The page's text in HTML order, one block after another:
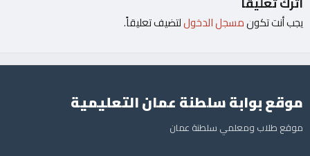
يجب أنت تكونمسجل الدخوللتضيف تعليقاً.
موقع بوابة سلطنة عمان التعليمية
موقع طلاب ومعلمي سلطنة عمان